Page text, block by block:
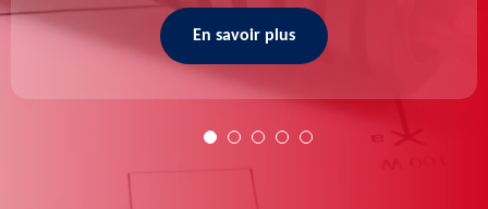
En savoir plus